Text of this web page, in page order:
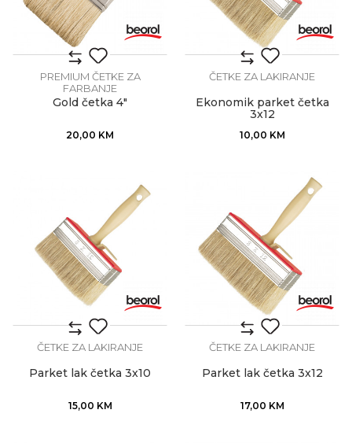
PREMIUM ČETKE ZA
FARBANJE
Gold četka 4"
20,00 KM
ČETKE ZA LAKIRANJE
Ekonomik parket četka
3x12
10,00 KM
ČETKE ZA LAKIRANJE
Parket lak četka 3x10
15,00 KM
ČETKE ZA LAKIRANJE
Parket lak četka 3x12
17,00 KM